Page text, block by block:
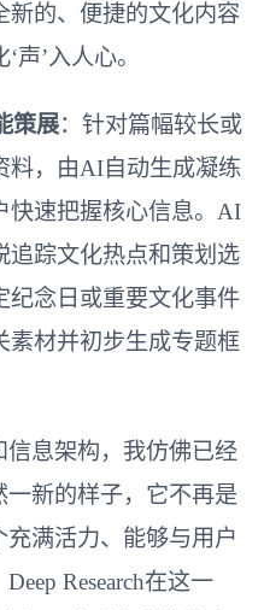
新的、便捷的文化内容
声’入人心。
策展：针对篇幅较长或
料，由AI自动生成凝练
快速把握核心信息。AI
追踪文化热点和策划选
纪念日或重要文化事件
素材并初步生成专题框
息架构，我仿佛已经
新的样子，它不再是
满活力、能够与用户
Research在这一